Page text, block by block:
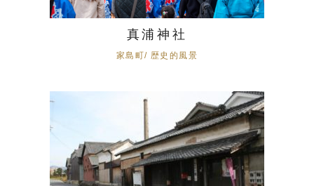
真浦神社
家島町/ 歴史的風景